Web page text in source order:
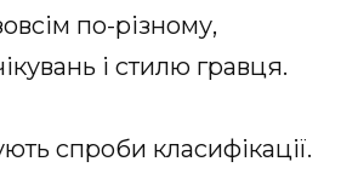
по-різному,
і стилю гравця.
спроби класифікації.